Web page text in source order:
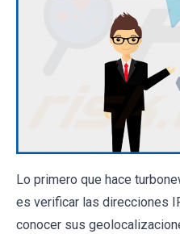
Lo primero que hace
es verificar las direcciones
conocer sus